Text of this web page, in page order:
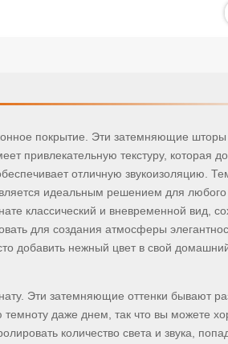
покрытие. Эти затемняющие шторы
привлекательную текстуру, которая
отличную звукоизоляцию.
идеальным решением для
классический и вневременной вид,
для создания атмосферы
добавить нежный цвет в свой
Эти затемняющие оттенки бывают
темноту даже днем, так что вы можете
количество света и звука,